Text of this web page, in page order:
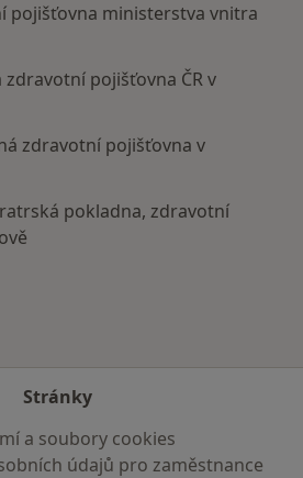
pojišťovna ministerstva vnitra
zdravotní pojišťovna ČR v
zdravotní pojišťovna v
pokladna, zdravotní
Stránky
a soubory cookies
údajů pro zaměstnance